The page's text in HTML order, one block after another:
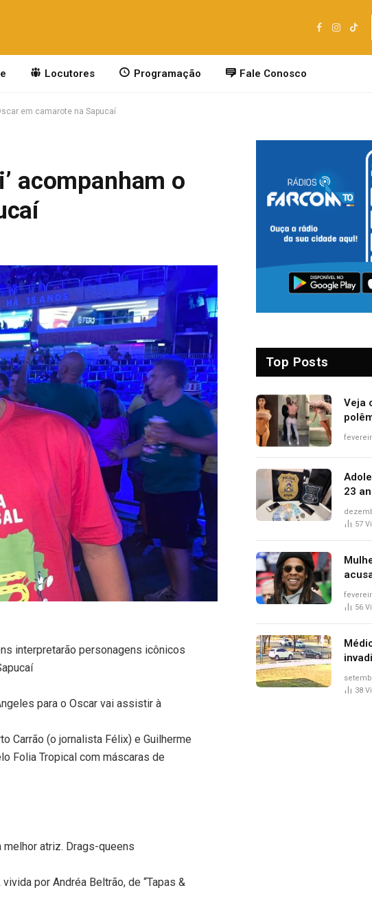
Facebook
Locutores Programação Fale Conosco
em camarote na Sapucaí
acompanham o
interpretarão personagens icônicos
para o Oscar vai assistir à
Carrão (o jornalista Félix) e Guilherme
Folia Tropical com máscaras de
melhor atriz. Drags-queens
por Andréa Beltrão, de “Tapas &
Top Posts
Veja
23
de
57
56
38